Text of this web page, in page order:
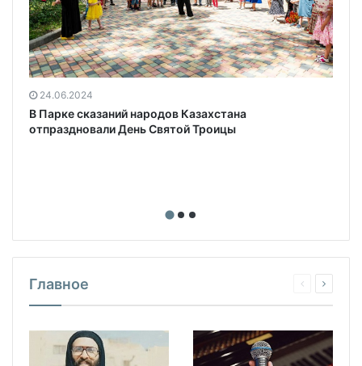
24.06.2024
В Парке сказаний народов Казахстана
отпраздновали День Святой Троицы
Главное